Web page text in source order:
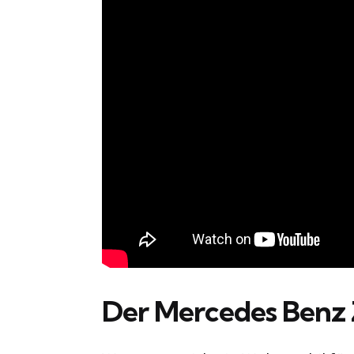
Der Mercedes Benz